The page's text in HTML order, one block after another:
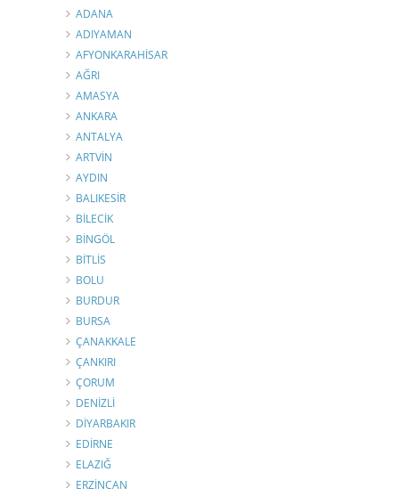
ADANA
ADIYAMAN
AFYONKARAHİSAR
AĞRI
AMASYA
ANKARA
ANTALYA
ARTVİN
AYDIN
BALIKESİR
BİLECİK
BİNGÖL
BİTLİS
BOLU
BURDUR
BURSA
ÇANAKKALE
ÇANKIRI
ÇORUM
DENİZLİ
DİYARBAKIR
EDİRNE
ELAZIĞ
ERZİNCAN